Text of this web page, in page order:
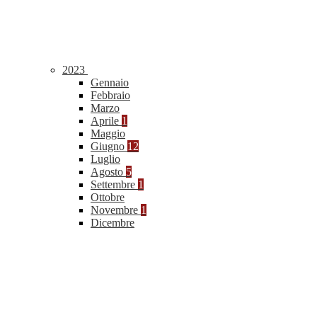
2023
Gennaio
Febbraio
Marzo
Aprile 1
Maggio
Giugno 12
Luglio
Agosto 5
Settembre 1
Ottobre
Novembre 1
Dicembre